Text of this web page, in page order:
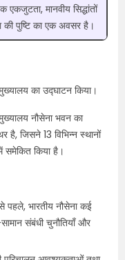
एकजुटता, मानवीय सिद्धांतों
की पुष्टि का एक अवसर है।
का उद्घाटन किया।
मुख्यालय नौसेना भवन का
है, जिसने 13 विभिन्न स्थानों
समेकित किया है।
पहले, भारतीय नौसेना कई
संबंधी चुनौतियाँ और